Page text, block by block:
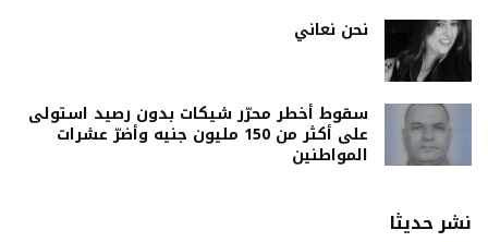
نحن نعاني
سقوط أخطر محرّر شيكات بدون رصيد استولى
على أكثر من 150 مليون جنيه وأضرّ عشرات
المواطنين
نشر حديثا